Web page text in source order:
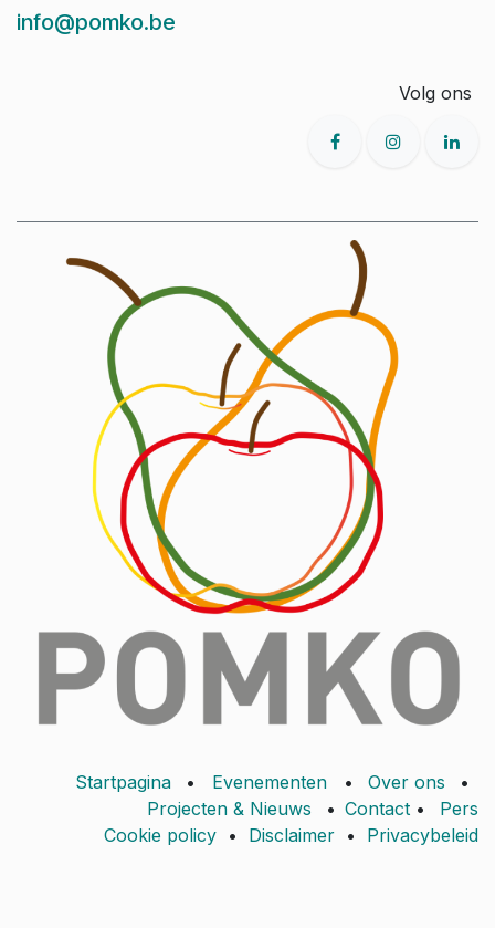
info@pomko.be
Volg ons
Startpagina • Evenementen • Over ons
•
Projecten & Nieuws
• Contact •
Pers
Cookie policy • Disclaimer • Privacybeleid